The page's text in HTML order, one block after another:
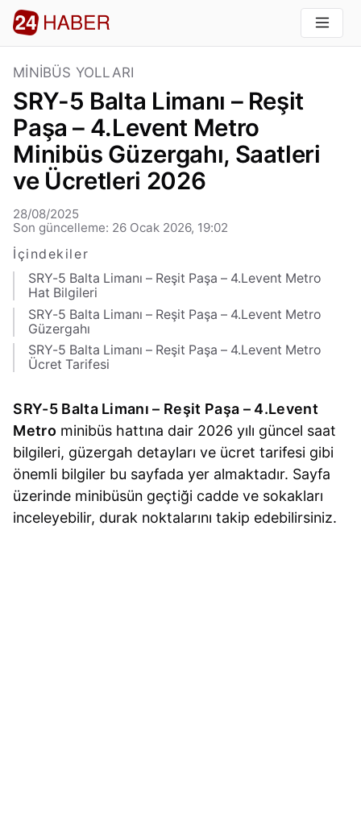
MINIBÜS YOLLARI
SRY-5 Balta Limanı – Reşit
Paşa – 4.Levent Metro
Minibüs Güzergahı, Saatleri
ve Ücretleri 2026
28/08/2025
Son güncelleme: 26 Ocak 2026, 19:02
İçindekiler
SRY-5 Balta Limanı – Reşit Paşa – 4.Levent Metro
Hat Bilgileri
SRY-5 Balta Limanı – Reşit Paşa – 4.Levent Metro
Güzergahı
SRY-5 Balta Limanı – Reşit Paşa – 4.Levent Metro
Ücret Tarifesi
SRY-5 Balta Limanı – Reşit Paşa – 4.Levent
Metro minibüs hattına dair 2026 yılı güncel saat
bilgileri, güzergah detayları ve ücret tarifesi gibi
önemli bilgiler bu sayfada yer almaktadır. Sayfa
üzerinde minibüsün geçtiği cadde ve sokakları
inceleyebilir, durak noktalarını takip edebilirsiniz.